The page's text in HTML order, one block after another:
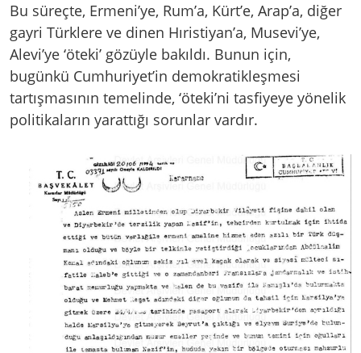
Bu süreçte, Ermeni’ye, Rum’a, Kürt’e, Arap’a, diğer
gayri Türklere ve dinen Hıristiyan’a, Musevi’ye,
Alevi’ye ‘öteki’ gözüyle bakıldı. Bunun için,
bugünkü Cumhuriyet’in demokratikleşmesi
tartışmasının temelinde, ‘öteki’ni tasfiyeye yönelik
politikaların yarattığı sorunlar vardır.